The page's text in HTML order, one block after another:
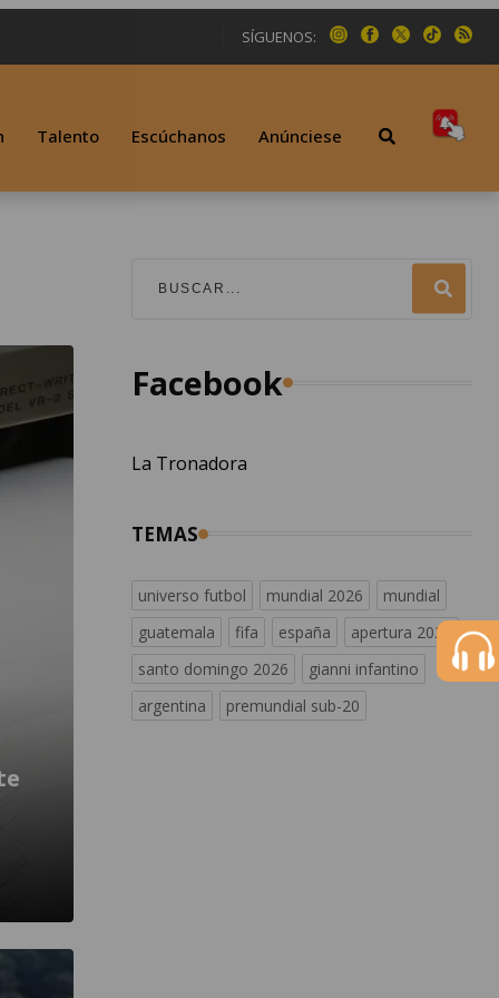
SÍGUENOS:
Talento Escúchanos Anúnciese
Facebook
La Tronadora
TEMAS
universo futbol mundial 2026
mundial
guatemala
fifa españa
apertura 2026
santo domingo 2026
gianni infantino
argentina
premundial sub-20